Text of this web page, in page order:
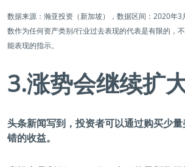
数据来源：瀚亚投资（新加坡），数据区间：2020年
数作为任何资产类别/行业过去表现的代表是有限的，
能表现的指示。
3.涨势会继续扩
头条新闻写到，投资者可以通过购买少
错的收益。